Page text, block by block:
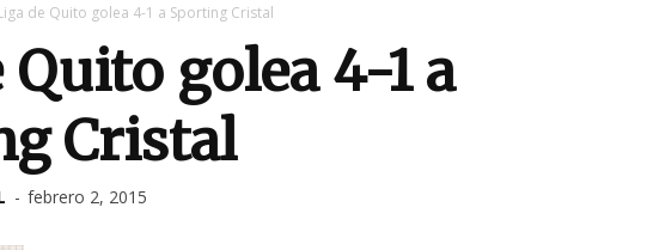
de Quito golea 4-1 a Sporting Cristal
Quito golea 4-1 a
Cristal
- febrero 2, 2015